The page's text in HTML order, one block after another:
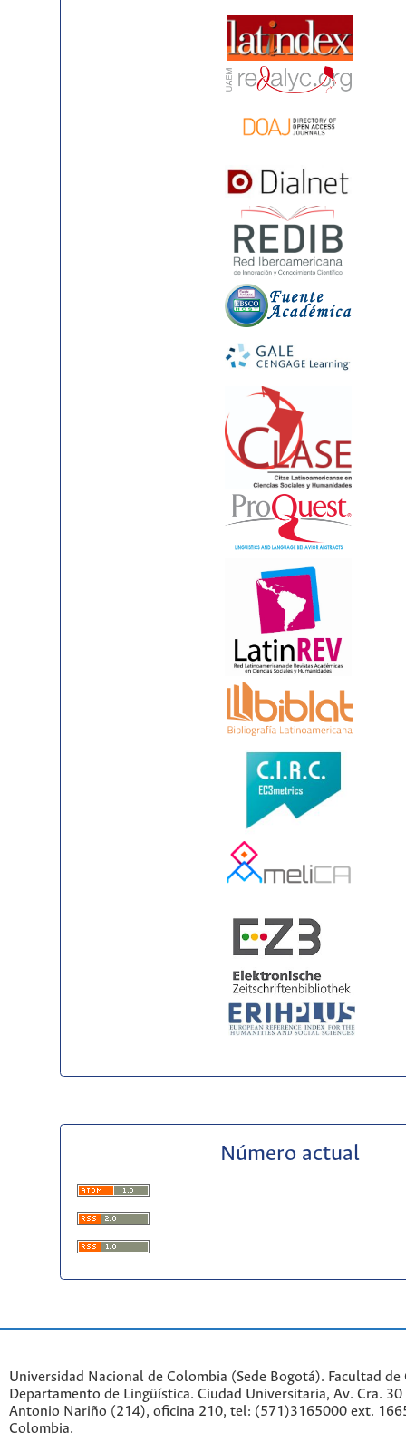
Número actual
Universidad Nacional de Colombia (Sede Bogotá). Facultad de
Departamento de Lingüística. Ciudad Universitaria, Av. Cra.
Antonio Nariño (214), oficina 210, tel: (571)3165000 ext.
Colombia.